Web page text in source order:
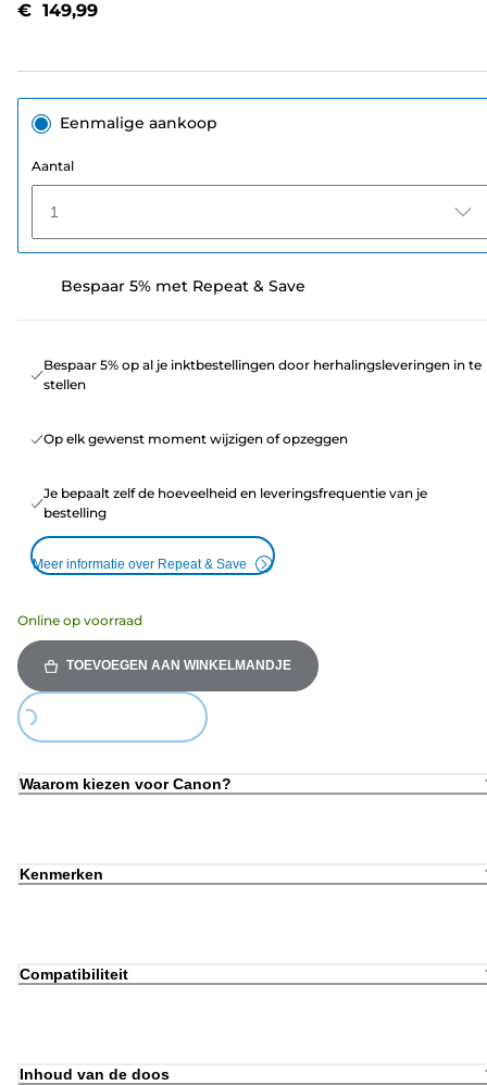
€ 149,99
Eenmalige aankoop
Aantal
1
Bespaar 5% met Repeat & Save
Bespaar 5% op al je inktbestellingen door herhalingsleveringen in te
stellen
Op elk gewenst moment wijzigen of opzeggen
Je bepaalt zelf de hoeveelheid en leveringsfrequentie van je
bestelling
Meer informatie over Repeat & Save
Online op voorraad
TOEVOEGEN AAN WINKELMANDJE
Waarom kiezen voor Canon?
Kenmerken
Compatibiliteit
Inhoud van de doos